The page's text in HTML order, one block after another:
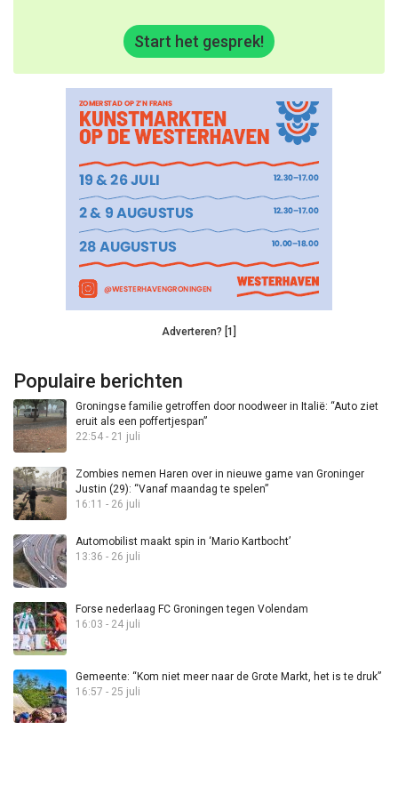
Start het gesprek!
Adverteren? [1]
Populaire berichten
Groningse familie getroffen door noodweer in Italië: “Auto ziet
eruit als een poffertjespan”
22:54 - 21 juli
Zombies nemen Haren over in nieuwe game van Groninger
Justin (29): “Vanaf maandag te spelen”
16:11 - 26 juli
Automobilist maakt spin in ‘Mario Kartbocht’
13:36 - 26 juli
Forse nederlaag FC Groningen tegen Volendam
16:03 - 24 juli
Gemeente: “Kom niet meer naar de Grote Markt, het is te druk”
16:57 - 25 juli